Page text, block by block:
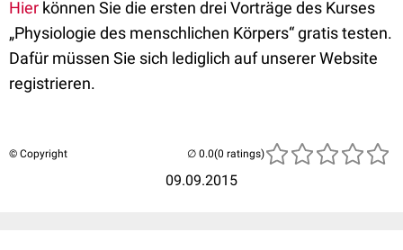
Hier können Sie die ersten drei Vorträge des Kurses
„Physiologie des menschlichen Körpers“ gratis testen.
Dafür müssen Sie sich lediglich auf unserer Website
registrieren.
© Copyright
09.09.2015
(0 ratings)